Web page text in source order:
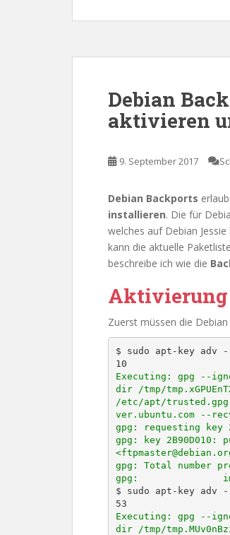
Debian
aktivieren
9. September 2017
Debian Backports
installieren. Die für
welches auf Debian
kann die aktuelle
beschreibe ich wie die
Aktivierung
Zuerst müssen die Debian
$ sudo apt-key adv
Executing: gpg --
dir /tmp/
/etc/apt/
ver.ubuntu.com --
gpg: requesting key
gpg: key
gpg: Total number
gpg:
$ sudo apt-key adv
Executing: gpg --
dir /tmp/